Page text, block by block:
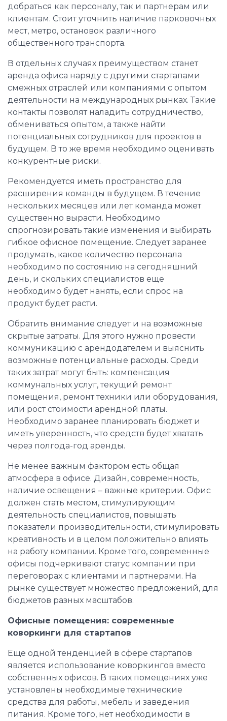
добраться как персоналу, так и партнерам или
клиентам. Стоит уточнить наличие парковочных
мест, метро, остановок различного
общественного транспорта.
В отдельных случаях преимуществом станет
аренда офиса наряду с другими стартапами
смежных отраслей или компаниями с опытом
деятельности на международных рынках. Такие
контакты позволят наладить сотрудничество,
обмениваться опытом, а также найти
потенциальных сотрудников для проектов в
будущем. В то же время необходимо оценивать
конкурентные риски.
Рекомендуется иметь пространство для
расширения команды в будущем. В течение
нескольких месяцев или лет команда может
существенно вырасти. Необходимо
спрогнозировать такие изменения и выбирать
гибкое офисное помещение. Следует заранее
продумать, какое количество персонала
необходимо по состоянию на сегодняшний
день, и скольких специалистов еще
необходимо будет нанять, если спрос на
продукт будет расти.
Обратить внимание следует и на возможные
скрытые затраты. Для этого нужно провести
коммуникацию с арендодателем и выяснить
возможные потенциальные расходы. Среди
таких затрат могут быть: компенсация
коммунальных услуг, текущий ремонт
помещения, ремонт техники или оборудования,
или рост стоимости арендной платы.
Необходимо заранее планировать бюджет и
иметь уверенность, что средств будет хватать
через полгода-год аренды.
Не менее важным фактором есть общая
атмосфера в офисе. Дизайн, современность,
наличие освещения – важные критерии. Офис
должен стать местом, стимулирующим
деятельность специалистов, повышать
показатели производительности, стимулировать
креативность и в целом положительно влиять
на работу компании. Кроме того, современные
офисы подчеркивают статус компании при
переговорах с клиентами и партнерами. На
рынке существует множество предложений, для
бюджетов разных масштабов.
Офисные помещения: современные
коворкинги для стартапов
Еще одной тенденцией в сфере стартапов
является использование коворкингов вместо
собственных офисов. В таких помещениях уже
установлены необходимые технические
средства для работы, мебель и заведения
питания. Кроме того, нет необходимости в